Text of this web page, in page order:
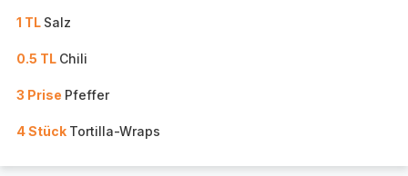
1 TL Salz
0.5 TL Chili
3 Prise Pfeffer
4 Stück Tortilla-Wraps